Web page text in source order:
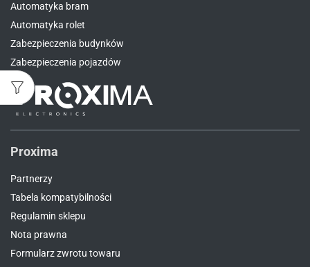
Automatyka bram
Automatyka rolet
Zabezpieczenia budynków
Zabezpieczenia pojazdów
Proxima
Partnerzy
Tabela kompatybilności
Regulamin sklepu
Nota prawna
Formularz zwrotu towaru